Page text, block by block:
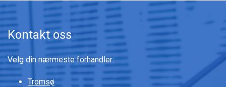
Kontakt oss
Velg din nærmeste forhandler:
Tromsø